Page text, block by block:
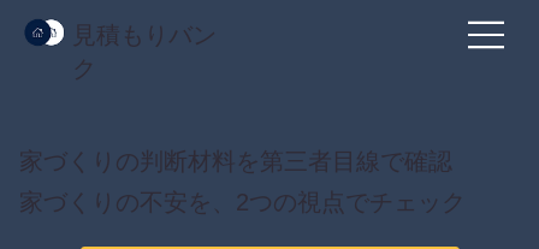
見積もりバン
ク
家づくりの判断材料を第三者目線で確認
家づくりの不安を、2つの視点でチェック